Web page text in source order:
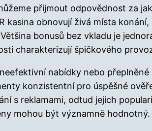
přijmout odpovědnost za
kasina obnovují živá místa
bonusů bez vkladu je
charakterizují špičkového
nabídky nebo
konzistentní pro úspěšné
s reklamami, odtud jejich
mohou být významně hodnotný.